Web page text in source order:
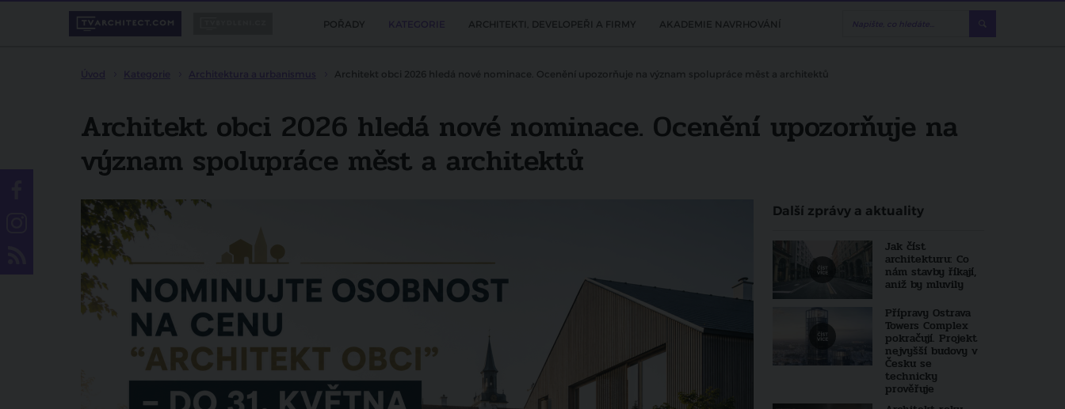
POŘADY ARCHITEKTI, DEVELOPEŘI A FIRMY AKADEMIE NAVRHOVÁNÍ
Architekt obci 2026 hledá nové nominace. Ocenění upozorňuje na význam spolupráce měst a architektů
Architekt obci 2026 hledá nové nominace. Ocenění upozorňuje na
význam spolupráce měst a architektů
Další zprávy a aktuality
Jak číst
architekturu: Co
nám stavby říkají,
aniž by mluvily
Přípravy Ostrava
Towers Complex
pokračují. Projekt
nejvyšší budovy v
Česku se
technicky
prověřuje